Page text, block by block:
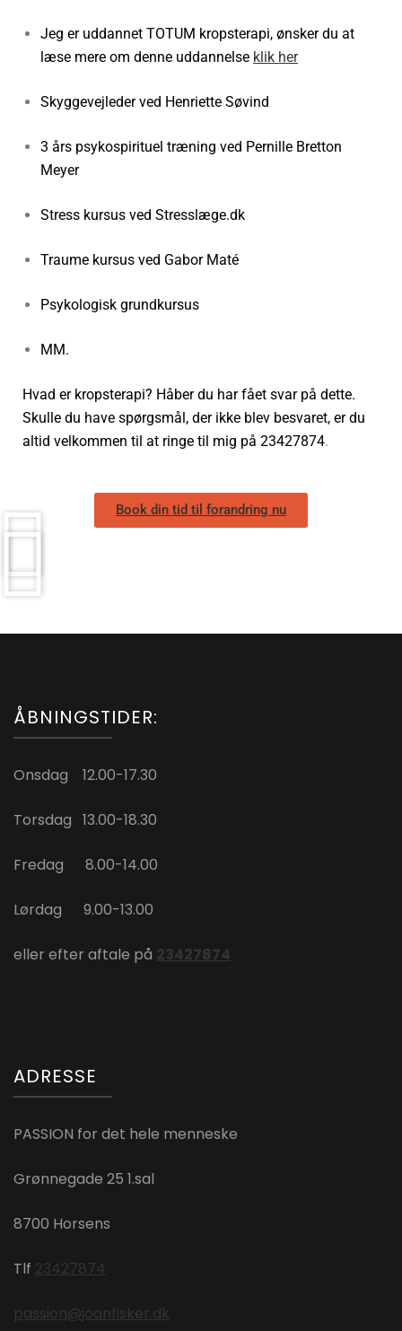
Jeg er uddannet TOTUM kropsterapi, ønsker du at
læse mere om denne uddannelse klik her
Skyggevejleder ved Henriette Søvind
3 års psykospirituel træning ved Pernille Bretton
Meyer
Stress kursus ved Stresslæge.dk
Traume kursus ved Gabor Maté
Psykologisk grundkursus
MM.
Hvad er kropsterapi? Håber du har fået svar på dette.
Skulle du have spørgsmål, der ikke blev besvaret, er du
altid velkommen til at ringe til mig på 23427874.
Book din tid til forandring nu
ÅBNINGSTIDER:
Onsdag 12.00-17.30
Torsdag 13.00-18.30
Fredag 8.00-14.00
Lørdag 9.00-13.00
eller efter aftale på 23427874
ADRESSE
PASSION for det hele menneske
Grønnegade 25 1.sal
8700 Horsens
Tlf 23427874
passion@joanfisker.dk